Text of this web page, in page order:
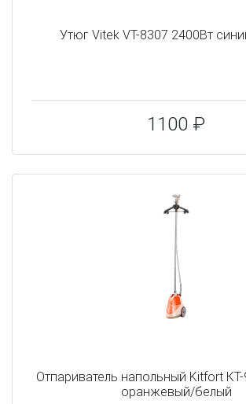
Утюг Vitek VT-8307 2400Вт
1100 ₽
Отпариватель напольный Kitfort
оранжевый/белый